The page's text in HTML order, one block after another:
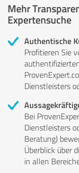
Mehr
Expertensuche
Authentische
Profitieren Sie
Dienstleisters
Bei
Dienstleisters
Beratung)
Überblick über
in allen